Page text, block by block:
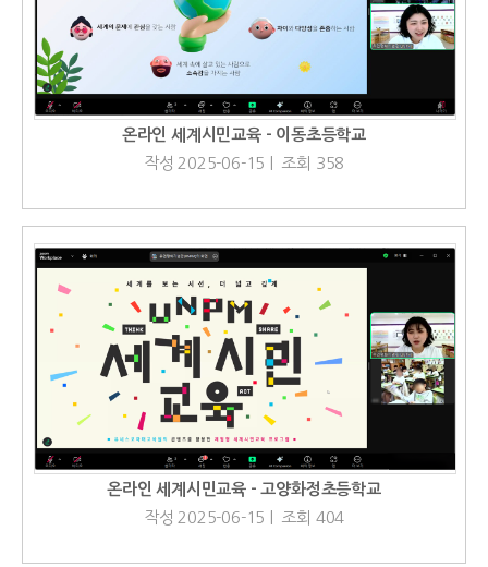
온라인 세계시민교육 - 이동초등학교
작성 2025-06-15 | 조회 358
온라인 세계시민교육 - 고양화정초등학교
작성 2025-06-15 | 조회 404